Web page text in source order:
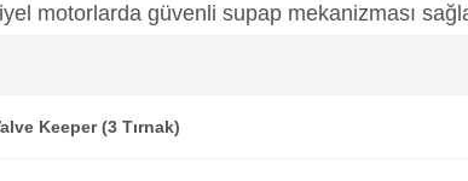
motorlarda güvenli supap mekanizması
Keeper (3 Tırnak)